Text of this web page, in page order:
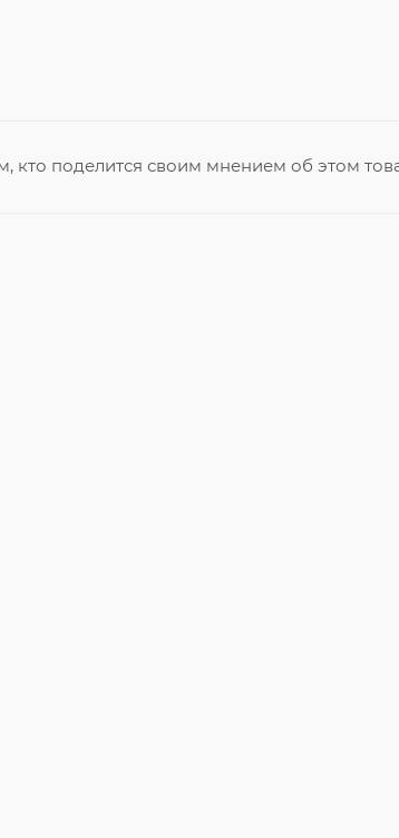
кто поделится своим мнением об этом